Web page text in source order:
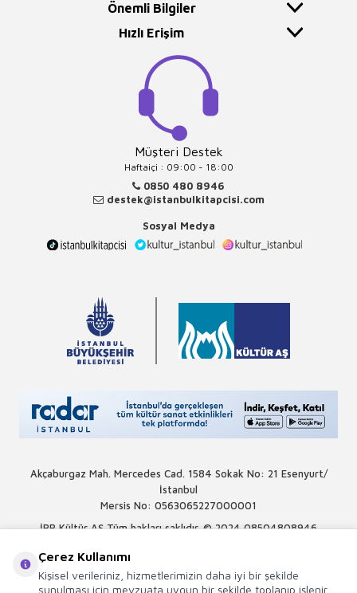
Önemli Bilgiler
Hızlı Erişim
Müşteri Destek
Haftaiçi : 09:00 - 18:00
0850 480 8946
destek@istanbulkitapcisi.com
Sosyal Medya
Akçaburgaz Mah. Mercedes Cad. 1584 Sokak No: 21 Esenyurt/
İstanbul
Mersis No: 0563065227000001
İBB Kültür AŞ Tüm hakları saklıdır. © 2024 08504808946
Çerez Kullanımı
Kişisel verileriniz, hizmetlerimizin daha iyi bir şekilde
sunulması için mevzuata uygun bir şekilde toplanıp işlenir.